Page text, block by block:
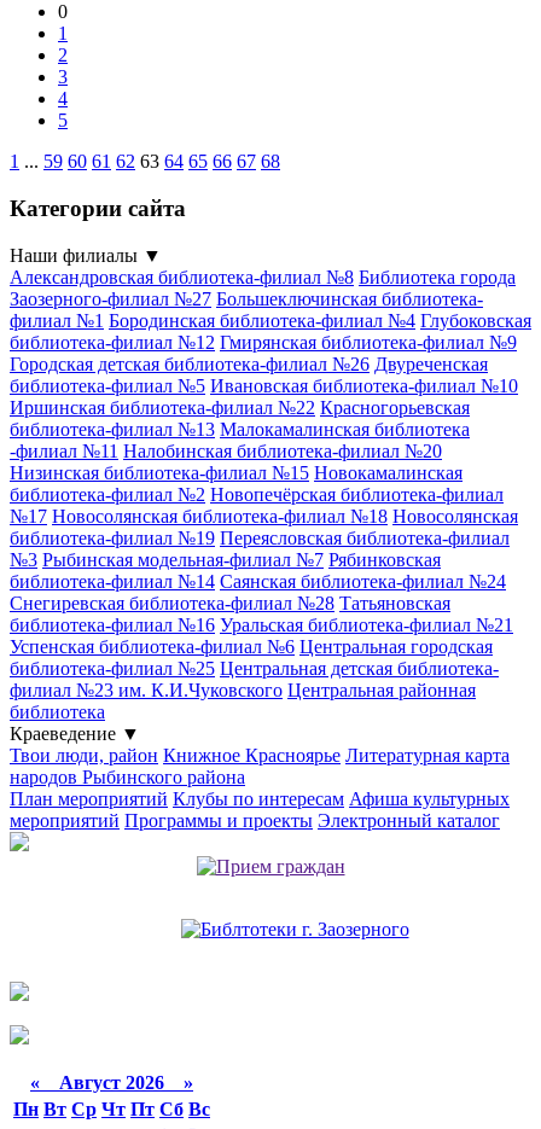
0
1
2
3
4
5
1 ... 59 60 61 62 63 64 65 66 67 68
Категории сайта
Наши филиалы ▼
Александровская библиотека-филиал №8 Библиотека города
Заозерного-филиал №27 Большеключинская библиотека-
филиал №1 Бородинская библиотека-филиал №4 Глубоковская
библиотека-филиал №12 Гмирянская библиотека-филиал №9
Городская детская библиотека-филиал №26 Двуреченская
библиотека-филиал №5 Ивановская библиотека-филиал №10
Иршинская библиотека-филиал №22 Красногорьевская
библиотека-филиал №13 Малокамалинская библиотека
-филиал №11 Налобинская библиотека-филиал №20
Низинская библиотека-филиал №15 Новокамалинская
библиотека-филиал №2 Новопечёрская библиотека-филиал
№17 Новосолянская библиотека-филиал №18 Новосолянская
библиотека-филиал №19 Переясловская библиотека-филиал
№3 Рыбинская модельная-филиал №7 Рябинковская
библиотека-филиал №14 Саянская библиотека-филиал №24
Снегиревская библиотека-филиал №28 Татьяновская
библиотека-филиал №16 Уральская библиотека-филиал №21
Успенская библиотека-филиал №6 Центральная городская
библиотека-филиал №25 Центральная детская библиотека-
филиал №23 им. К.И.Чуковского Центральная районная
библиотека
Краеведение ▼
Твои люди, район Книжное Красноярье Литературная карта
народов Рыбинского района
План мероприятий Клубы по интересам Афиша культурных
мероприятий Программы и проекты Электронный каталог
« Август 2026 »
Пн Вт Ср Чт Пт Сб Вс